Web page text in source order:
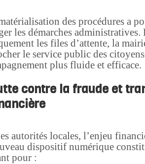
des procédures a
les démarches administratives.
les files d’attente, la
le service public des
plus fluide et efficace.
contre la fraude et
autorités locales, l’enjeu
dispositif numérique
pour :